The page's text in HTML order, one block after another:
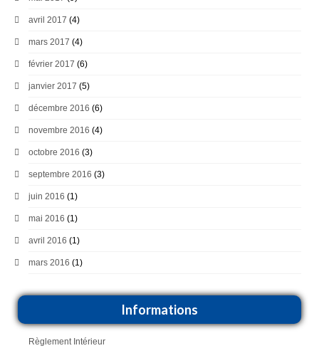
avril 2017 (4)
mars 2017 (4)
février 2017 (6)
janvier 2017 (5)
décembre 2016 (6)
novembre 2016 (4)
octobre 2016 (3)
septembre 2016 (3)
juin 2016 (1)
mai 2016 (1)
avril 2016 (1)
mars 2016 (1)
Informations
Règlement Intérieur